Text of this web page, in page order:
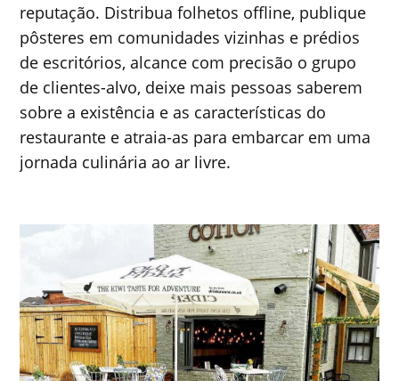
reputação. Distribua folhetos offline, publique
pôsteres em comunidades vizinhas e prédios
de escritórios, alcance com precisão o grupo
de clientes-alvo, deixe mais pessoas saberem
sobre a existência e as características do
restaurante e atraia-as para embarcar em uma
jornada culinária ao ar livre.